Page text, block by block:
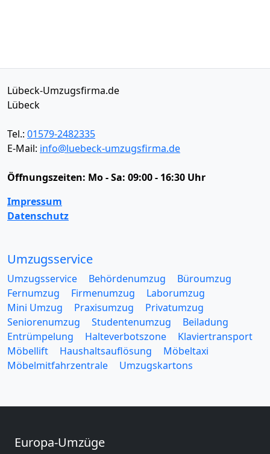
Lübeck-Umzugsfirma.de
Lübeck
Tel.: 01579-2482335
E-Mail: info@luebeck-umzugsfirma.de
Öffnungszeiten: Mo - Sa: 09:00 - 16:30 Uhr
Impressum
Datenschutz
Umzugsservice
Umzugsservice Behördenumzug
Büroumzug
Fernumzug
Firmenumzug
Laborumzug
Mini Umzug
Praxisumzug
Privatumzug
Seniorenumzug
Studentenumzug
Beiladung
Entrümpelung
Halteverbotszone
Klaviertransport
Möbellift
Haushaltsauflösung
Möbeltaxi
Möbelmitfahrzentrale
Umzugskartons
Europa-Umzüge